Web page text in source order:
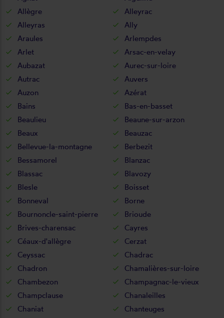
Allègre
Alleyrac
Alleyras
Ally
Araules
Arlempdes
Arlet
Arsac-en-velay
Aubazat
Aurec-sur-loire
Autrac
Auvers
Auzon
Azérat
Bains
Bas-en-basset
Beaulieu
Beaune-sur-arzon
Beaux
Beauzac
Bellevue-la-montagne
Berbezit
Bessamorel
Blanzac
Blassac
Blavozy
Blesle
Boisset
Bonneval
Borne
Bournoncle-saint-pierre
Brioude
Brives-charensac
Cayres
Céaux-d'allègre
Cerzat
Ceyssac
Chadrac
Chadron
Chamalières-sur-loire
Chambezon
Champagnac-le-vieux
Champclause
Chanaleilles
Chaniat
Chanteuges